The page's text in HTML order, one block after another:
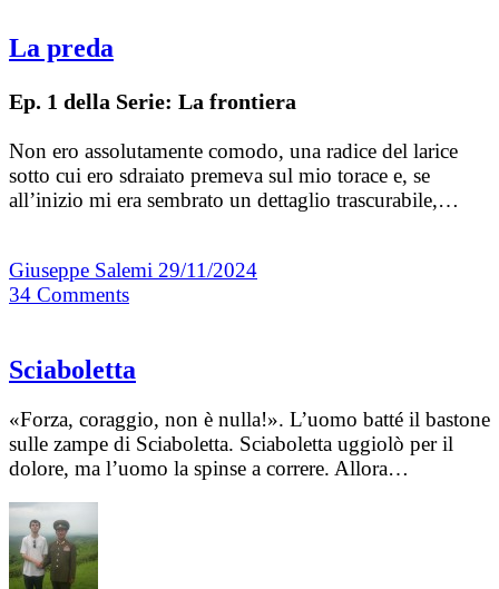
La preda
Ep. 1 della Serie: La frontiera
Non ero assolutamente comodo, una radice del larice
sotto cui ero sdraiato premeva sul mio torace e, se
all’inizio mi era sembrato un dettaglio trascurabile,…
Giuseppe Salemi 29/11/2024
34 Comments
Sciaboletta
«Forza, coraggio, non è nulla!». L’uomo batté il bastone
sulle zampe di Sciaboletta. Sciaboletta uggiolò per il
dolore, ma l’uomo la spinse a correre. Allora…